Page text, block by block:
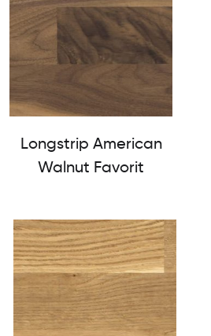
Longstrip American
Walnut Favorit